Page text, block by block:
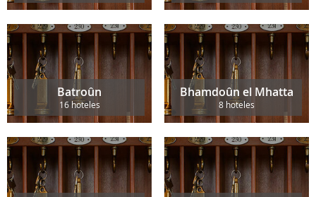
Batroûn
16 hoteles
Bhamdoûn el Mhatta
8 hoteles